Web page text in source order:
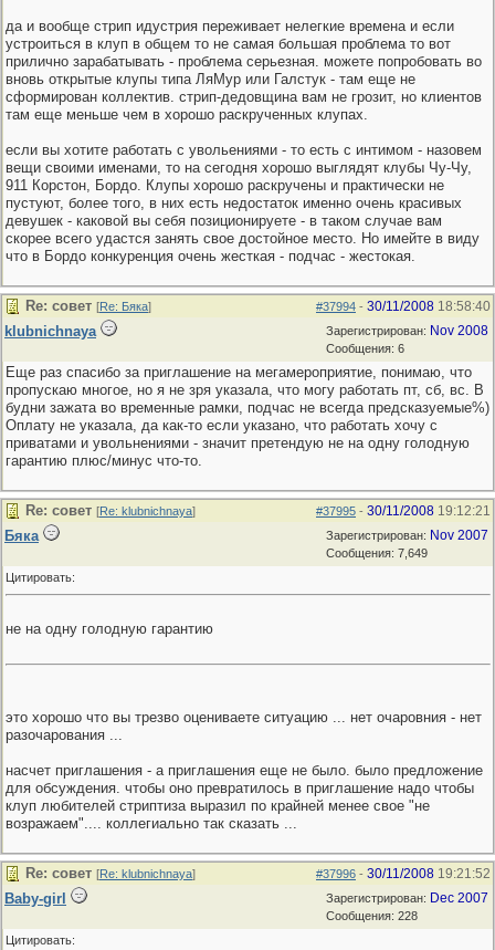
да и вообще стрип идустрия переживает нелегкие времена и если
устроиться в клуп в общем то не самая большая проблема то вот
прилично зарабатывать - проблема серьезная. можете попробовать во
вновь открытые клупы типа ЛяМур или Галстук - там еще не
сформирован коллектив. стрип-дедовщина вам не грозит, но клиентов
там еще меньше чем в хорошо раскрученных клупах.
если вы хотите работать с увольениями - то есть с интимом - назовем
вещи своими именами, то на сегодня хорошо выглядят клубы Чу-Чу,
911 Корстон, Бордо. Клупы хорошо раскручены и практически не
пустуют, более того, в них есть недостаток именно очень красивых
девушек - каковой вы себя позиционируете - в таком случае вам
скорее всего удастся занять свое достойное место. Но имейте в виду
что в Бордо конкуренция очень жесткая - подчас - жестокая.
#37994 - 30/11/2008 18:58:40
Re: совет [Re: Бяка]
Зарегистрирован: Nov 2008
Сообщения: 6
klubnichnaya
Еще раз спасибо за приглашение на мегамероприятие, понимаю, что
пропускаю многое, но я не зря указала, что могу работать пт, сб, вс. В
будни зажата во временные рамки, подчас не всегда предсказуемые%)
Оплату не указала, да как-то если указано, что работать хочу с
приватами и увольнениями - значит претендую не на одну голодную
гарантию плюс/минус что-то.
#37995 - 30/11/2008 19:12:21
Re: совет [Re: klubnichnaya]
Зарегистрирован: Nov 2007
Сообщения: 7,649
Бяка
Цитировать:
не на одну голодную гарантию
это хорошо что вы трезво оцениваете ситуацию ... нет очаровния - нет
разочарования ...
насчет приглашения - а приглашения еще не было. было предложение
для обсуждения. чтобы оно превратилось в приглашение надо чтобы
клуп любителей стриптиза выразил по крайней менее свое "не
возражаем".... коллегиально так сказать ...
#37996 - 30/11/2008 19:21:52
Re: совет [Re: klubnichnaya]
Зарегистрирован: Dec 2007
Сообщения: 228
Baby-girl
Цитировать: